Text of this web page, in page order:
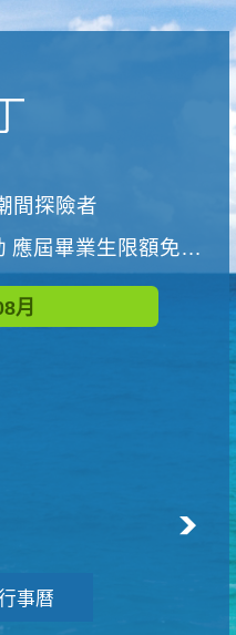
間探險者
畢業生限額免費參加
月
事曆